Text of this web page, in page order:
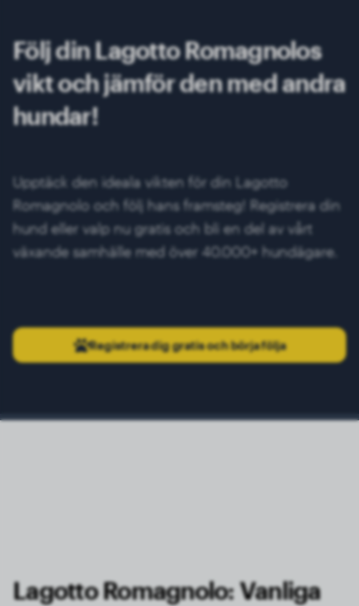
Följ din Lagotto Romagnolos
vikt och jämför den med andra
hundar!
Upptäck den ideala vikten för din Lagotto
Romagnolo och följ hans framsteg! Registrera din
hund eller valp nu gratis och bli en del av vårt
växande samhälle med över 40.000+ hundägare.
Registrera dig gratis och börja följa
Lagotto Romagnolo: Vanliga